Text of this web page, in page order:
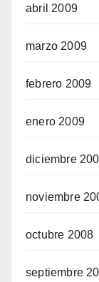
abril 2009
marzo 2009
febrero 2009
enero 2009
diciembre
noviembre
octubre 2008
septiembre